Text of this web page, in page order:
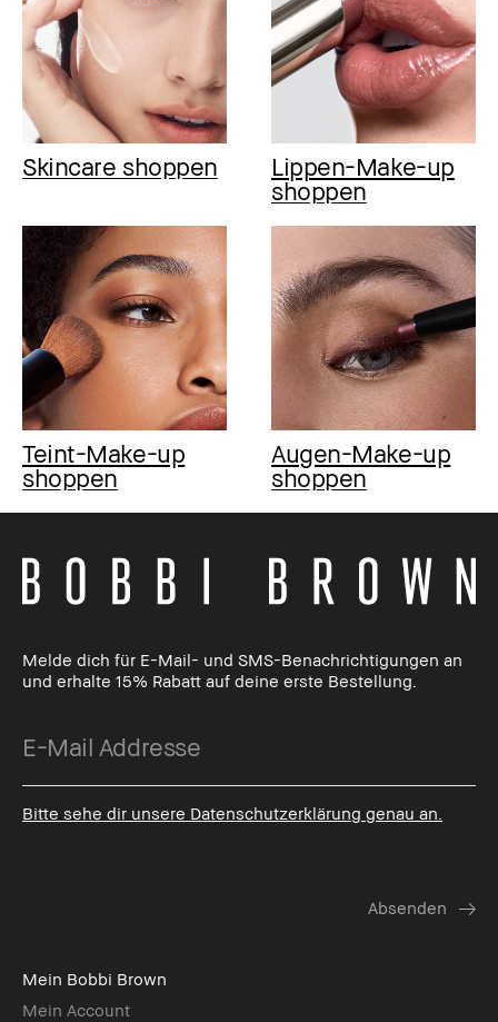
Skincare shoppen
Lippen-Make-up
shoppen
Teint-Make-up
shoppen
Augen-Make-up
shoppen
Melde dich für E-Mail- und SMS-Benachrichtigungen an
und erhalte 15% Rabatt auf deine erste Bestellung.
Bitte sehe dir unsere Datenschutzerklärung genau an.
Mein Bobbi Brown
Mein Account